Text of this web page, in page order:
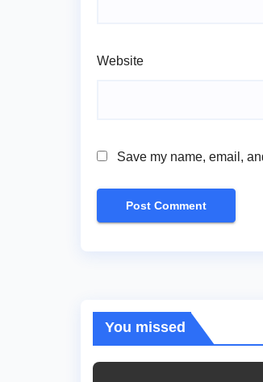
Website
Save my name, email,
You missed